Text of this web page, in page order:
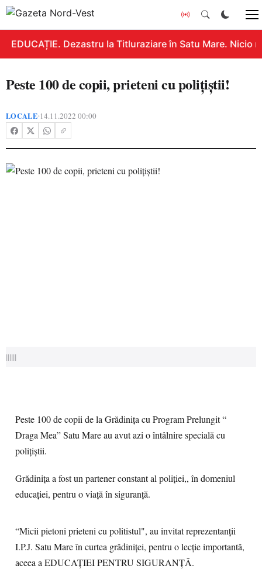
EDUCAȚIE. Dezastru la Titluraziare în Satu Mare. Nicio
Peste 100 de copii, prieteni cu poliţiştii!
LOCALE•14.11.2022 00:00
||||||
Peste 100 de copii de la Grădiniţa cu Program Prelungit “
Draga Mea” Satu Mare au avut azi o întâlnire specială cu
poliţiştii.
Grădiniţa a fost un partener constant al poliţiei,, în domeniul
educaţiei, pentru o viaţă în siguranţă.
“Micii pietoni prieteni cu politistul", au invitat reprezentanţii
I.P.J. Satu Mare în curtea grădiniţei, pentru o lecţie importantă,
aceea a EDUCAŢIEI PENTRU SIGURANŢĂ.